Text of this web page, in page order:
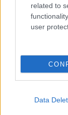
related to
user
Data
υπό τον
φόρων και
στις